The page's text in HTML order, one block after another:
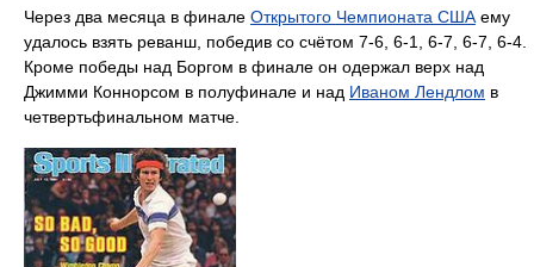
Через два месяца в финале Открытого Чемпионата СШАему
удалось взять реванш, победив со счётом 7-6, 6-1, 6-7, 6-7, 6-4.
Кроме победы над Боргом в финале он одержал верх над
Джимми Коннорсом в полуфинале и над Иваном Лендлом в
четвертьфинальном матче.